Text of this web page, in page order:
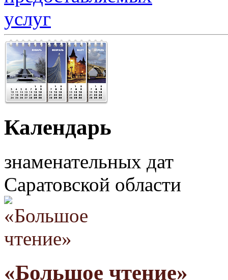
Календарь
знаменательных дат
Саратовской области
«Большое чтение»